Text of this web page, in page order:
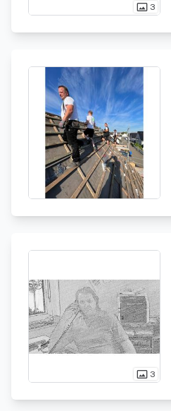
photo_size_select_actual 3
photo_size_select_actual 3